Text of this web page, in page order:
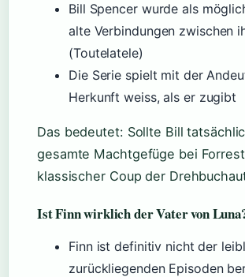
Bill Spencer wurde als
alte Verbindungen zwischen
(Toutelatele)
Die Serie spielt mit der
Herkunft weiss, als er zugibt
Das bedeutet: Sollte Bill
gesamte Machtgefüge bei
klassischer Coup der
Ist Finn wirklich der Vater von
Finn ist definitiv nicht der
zurückliegenden Episoden